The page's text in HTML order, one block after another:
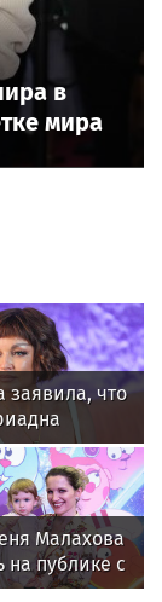
в
мира
заявила, что
глупость»,
мужа
Малахова
на публике с